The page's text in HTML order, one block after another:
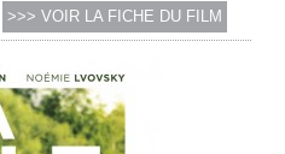
>>> VOIR LA FICHE DU FILM